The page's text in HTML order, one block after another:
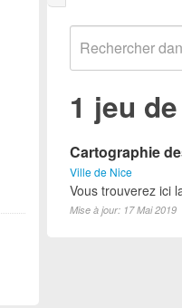
1 jeu
Cartographie
Ville de Nice
Vous trouverez ici
Mise à jour: 17 Mai 2019